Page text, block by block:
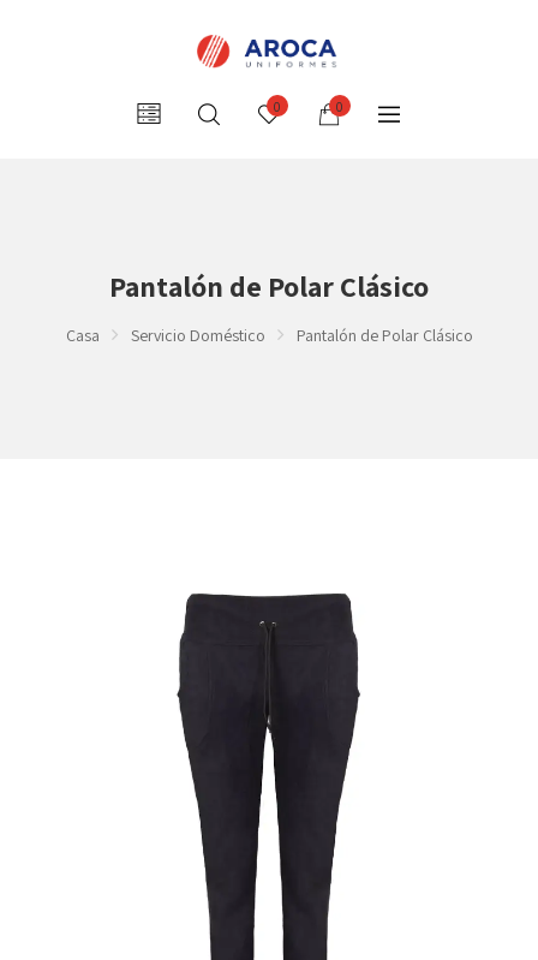
0 0
Pantalón de Polar Clásico
Casa Servicio Doméstico Pantalón de Polar Clásico